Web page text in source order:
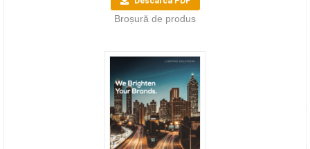
Broșură de produs